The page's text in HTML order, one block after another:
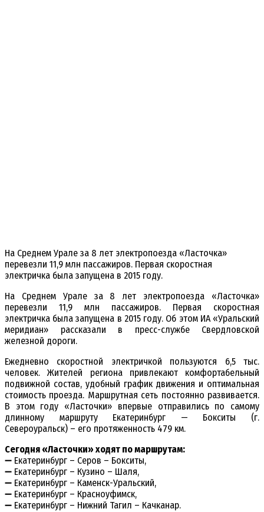
На Среднем Урале за 8 лет электропоезда «Ласточка»
перевезли 11,9 млн пассажиров. Первая скоростная
электричка была запущена в 2015 году.
На Среднем Урале за 8 лет электропоезда «Ласточка»
перевезли 11,9 млн пассажиров. Первая скоростная
электричка была запущена в 2015 году. Об этом ИА «Уральский
меридиан» рассказали в пресс-службе Свердловской
железной дороги.
Ежедневно скоростной электричкой пользуются 6,5 тыс.
человек. Жителей региона привлекают комфортабельный
подвижной состав, удобный график движения и оптимальная
стоимость проезда. Маршрутная сеть постоянно развивается.
В этом году «Ласточки» впервые отправились по самому
длинному маршруту Екатеринбург — Бокситы (г.
Североуральск) – его протяженность 479 км.
Сегодня «Ласточки» ходят по маршрутам:
➖ Екатеринбург – Серов – Бокситы,
➖ Екатеринбург – Кузино – Шаля,
➖ Екатеринбург – Каменск-Уральский,
➖ Екатеринбург – Красноуфимск,
➖ Екатеринбург – Нижний Тагил – Качканар.